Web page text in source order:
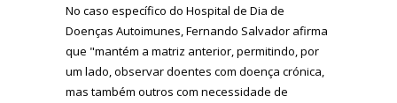
No caso específico do Hospital de Dia de
Doenças Autoimunes, Fernando Salvador afirma
que "mantém a matriz anterior, permitindo, por
um lado, observar doentes com doença crónica,
mas também outros com necessidade de